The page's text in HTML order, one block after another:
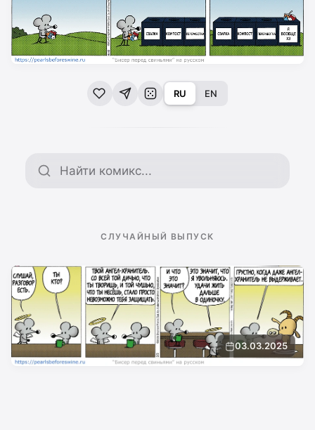
RU EN
Поиск по архиву
СЛУЧАЙНЫЙ ВЫПУСК
03.03.2025